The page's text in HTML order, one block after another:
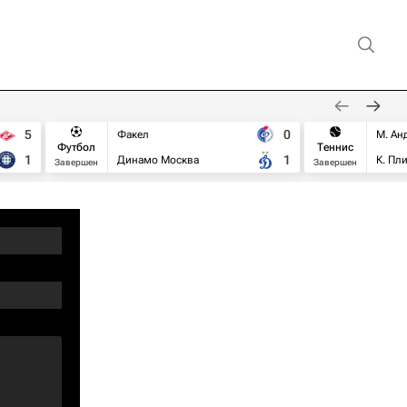
5
1
Футбол
Завершен
Факел
Динамо Москва
0
1
Теннис
Завершен
М.
К.